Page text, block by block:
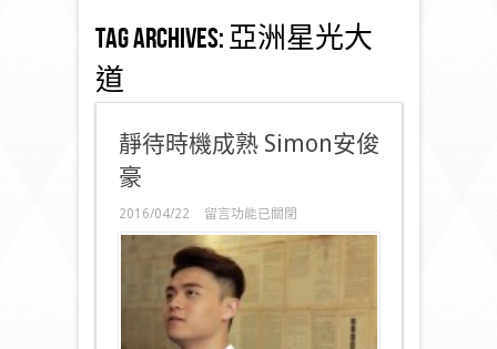
Tag Archives:亞洲星光大
道
靜待時機成熟 Simon安俊
豪
2016/04/22
在
〈靜
待
時
機
Simon
留言功能已關閉